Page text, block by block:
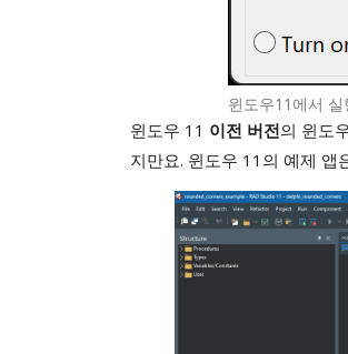
윈도우11에서
윈도우 11 이전 버전의 윈도
지만요. 윈도우 11의 예제 앱